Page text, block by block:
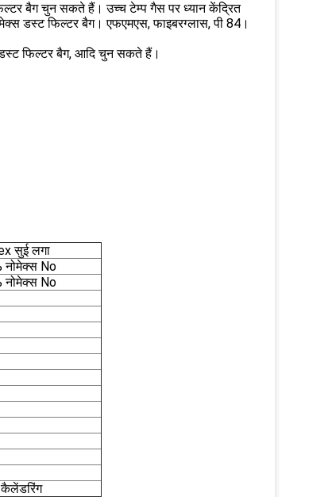
बैग चुन सकते हैं। उच्च टेम्प गैस पर ध्यान केंद्रित
डस्ट फिल्टर बैग। एफएमएस, फाइबरग्लास, पी 84।
फिल्टर बैग, आदि चुन सकते हैं।
सुई लगा
नोमेक्स No
नोमेक्स No
कैलेंडरिंग